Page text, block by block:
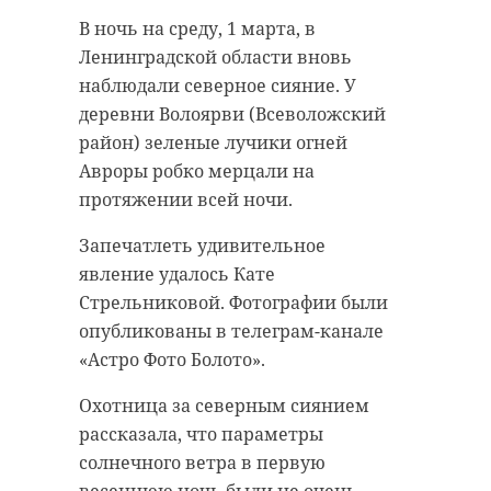
В ночь на среду, 1 марта, в
Ленинградской области вновь
наблюдали северное сияние. У
деревни Волоярви (Всеволожский
район) зеленые лучики огней
Авроры робко мерцали на
протяжении всей ночи.
Запечатлеть удивительное
явление удалось Кате
Стрельниковой. Фотографии были
опубликованы в телеграм-канале
«Астро Фото Болото».
Охотница за северным сиянием
рассказала, что параметры
солнечного ветра в первую
Запланированную на первый
день весны традиционную
проверку системы оповещения
решили отменить. Сирены не
прозвучат в среду, 1 марта, как в
области. Об этом сообщила пресс-
служба комитета правопорядка и
безопасности 47 региона.
Первый день весны в Северной
сирен. Не станут также проверять
в двух регионах и уличные
громкоговорители и другие
Следственный комитет
Ленобласти во вторник, 28
февраля, сообщил о задержании
главы администрации
Киришского района Ленобласти.
превышении должностных
полномочий при реализации
нацпроекта "Жилье и городская
среда".
задержанный вместе с другими
подозреваемыми должностными
лицами заключил контракт с